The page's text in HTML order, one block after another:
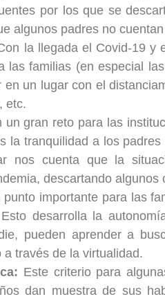
por los que se
algunos padres no
la llegada el Covid-19 y
las familias (en especial
un lugar con el
etc.
un gran reto para las
la tranquilidad a los
nos cuenta que la
descartando algunos
punto importante para las
desarrolla la
pueden aprender a
través de la virtualidad.
Este criterio para
dan muestra de sus